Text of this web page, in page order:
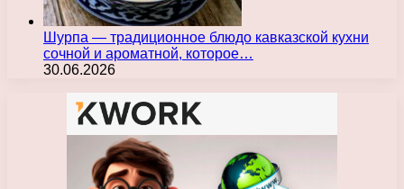
Шурпа — традиционное блюдо кавказской кухни
сочной и ароматной, которое…
30.06.2026